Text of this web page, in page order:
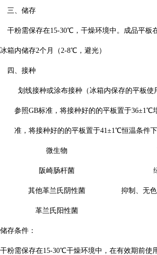
三、储存
干粉需保存在15-30℃，干燥环境中。成品平板
冰箱内储存2个月（2-8℃，避光）
四、接种
划线接种或涂布接种（冰箱内保存的平板使
参照GB标准，将接种好的的平板置于36±1℃
准，将接种好的的平板置于41±1℃恒温条件
微生物
阪崎肠杆菌
其他革兰氏阴性菌 抑制、无
革兰氏阳性菌
储存条件：
干粉需保存在15-30℃干燥环境中，在有效期前使